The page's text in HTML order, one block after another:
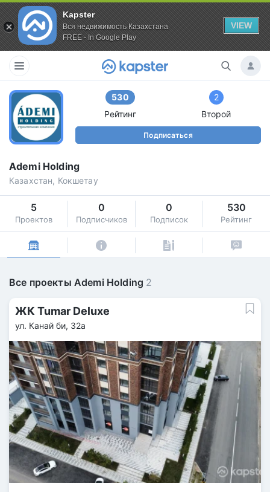
Kapster
Вся недвижимость Казахстана
FREE - In Google Play
VIEW
530
Рейтинг
2
Второй
Подписаться
Ademi Holding
Казахстан, Кокшетау
5
Проектов
0
Подписчиков
0
Подписок
530
Рейтинг
Все проекты Ademi Holding 2
ЖК Tumar Deluxe
ул. Канай би, 32а